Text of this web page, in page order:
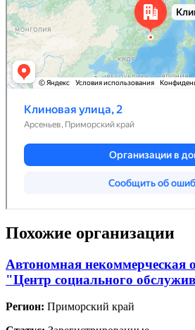
Похожие организации
Автономная некоммерческая
"Центр социального
Регион: Приморский край